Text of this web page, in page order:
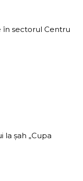
sectorul Centru
la șah „Cupa